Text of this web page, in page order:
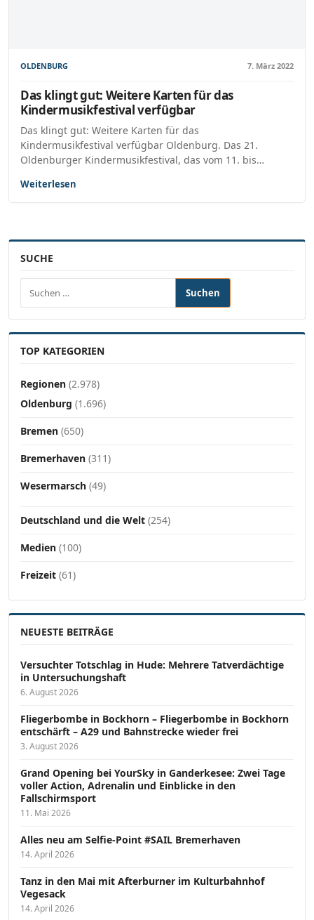
OLDENBURG 7. März 2022
Das klingt gut: Weitere Karten für das
Kindermusikfestival verfügbar
Das klingt gut: Weitere Karten für das
Kindermusikfestival verfügbar Oldenburg. Das 21.
Oldenburger Kindermusikfestival, das vom 11. bis…
Weiterlesen
SUCHE
TOP KATEGORIEN
Regionen (2.978)
Oldenburg (1.696)
Bremen (650)
Bremerhaven (311)
Wesermarsch (49)
Deutschland und die Welt (254)
Medien (100)
Freizeit (61)
NEUESTE BEITRÄGE
Versucht­er Totschlag in Hude: Mehrere Tatverdächtige
in Untersuchungshaft
6. August 2026
Fliegerbombe in Bockhorn – Fliegerbombe in Bockhorn
entschärft – A29 und Bahnstrecke wieder frei
3. August 2026
Grand Opening bei YourSky in Ganderkesee: Zwei Tage
voller Action, Adrenalin und Einblicke in den
Fallschirmsport
11. Mai 2026
Alles neu am Selfie-Point #SAIL Bremerhaven
14. April 2026
Tanz in den Mai mit Afterburner im Kulturbahnhof
Vegesack
14. April 2026